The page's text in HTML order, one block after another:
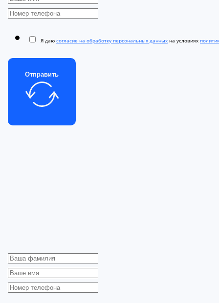
Я даю согласие на обработку персональных данных на условиях
Отправить